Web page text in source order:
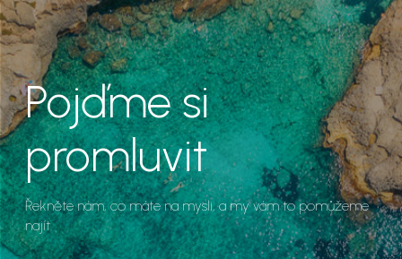
Pojďme si
promluvit
Řekněte nám, co máte na mysli, a my vám to pomůžeme
najít.